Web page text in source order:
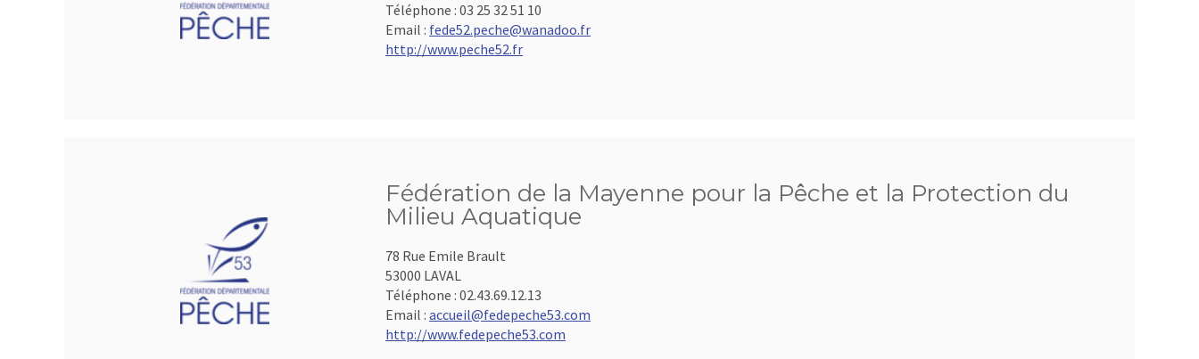
Téléphone : 03 25 32 51 10
Email : fede52.peche@wanadoo.fr
http://www.peche52.fr
Fédération de la Mayenne pour la Pêche et la Protection du
Milieu Aquatique
78 Rue Emile Brault
53000 LAVAL
Téléphone : 02.43.69.12.13
Email : accueil@fedepeche53.com
http://www.fedepeche53.com